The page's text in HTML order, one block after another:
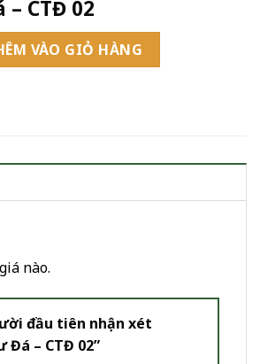
CTĐ 02
02 số lượng
VÀO GIỎ HÀNG
nào.
đầu tiên nhận xét
Đá – CTĐ 02”